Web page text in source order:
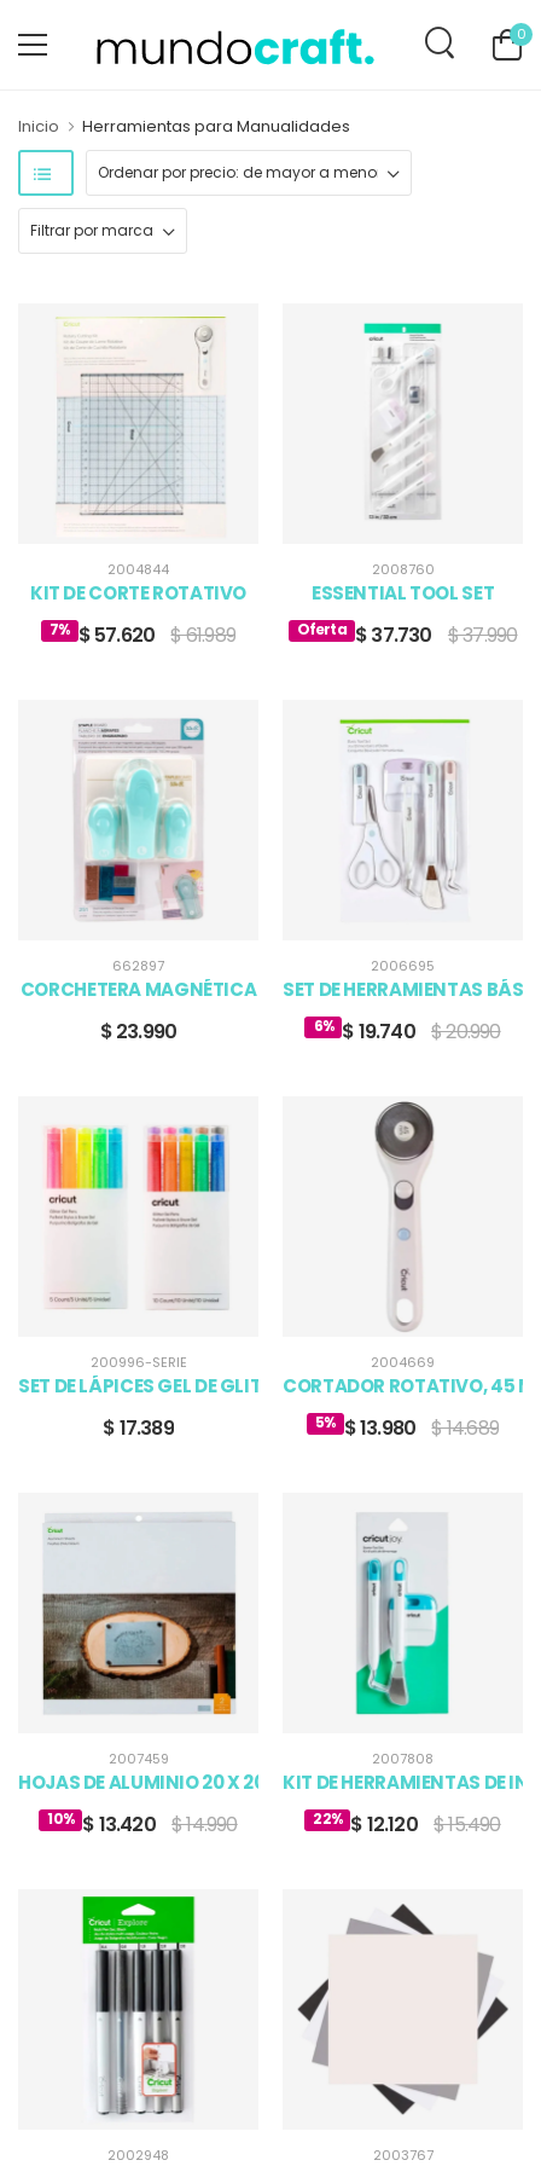
0
Inicio Herramientas para Manualidades
2004844
KIT DE CORTE ROTATIVO
7% $ 57.620 $ 61.989
2008760
ESSENTIAL TOOL SET
Oferta $ 37.730 $ 37.990
662897
CORCHETERA MAGNÉTICA
$ 23.990
2006695
SET DE HERRAMIENTAS
6% $ 19.740 $ 20.990
200996-SERIE
SET DE LÁPICES GEL DE GLITTER
$ 17.389
2004669
CORTADOR ROTATIVO, 45
5% $ 13.980 $ 14.689
2007459
HOJAS DE ALUMINIO 20 X 20CM 2 UNIDADES
10% $ 13.420 $ 14.990
2007808
KIT DE HERRAMIENTAS DE
22% $ 12.120 $ 15.490
2002948 2003767